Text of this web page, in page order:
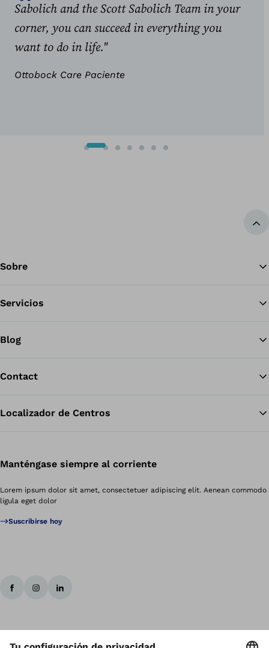
Sabolich and the Scott Sabolich Team in your
corner, you can succeed in everything you
want to do in life."
Ottobock Care Paciente
Diapositiva anterior
Siguiente diapositiva
Sobre
Servicios
Blog
Contact
Localizador de Centros
Manténgase siempre al corriente
Lorem ipsum dolor sit amet, consectetuer adipiscing elit. Aenean commodo
ligula eget dolor
Suscribirse hoy